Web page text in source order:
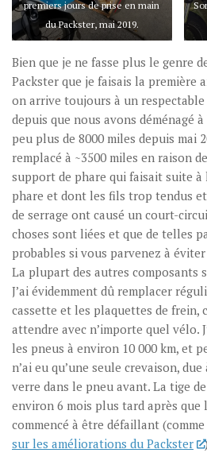
premiers jours de prise en main
du Packster, mai 2019.
Bien que je ne fasse plus le genre
Packster que je faisais la première
on arrive toujours à un respectable
depuis que nous avons déménagé
peu plus de 8000 miles depuis mai
remplacé à ~3500 miles en raison
support de phare qui faisait suite à
phare et dont les fils trop tendus
de serrage ont causé un court-
choses sont liées et que de telles
probables si vous parvenez à
La plupart des autres composants
J’ai évidemment dû remplacer
cassette et les plaquettes de frein,
attendre avec n’importe quel vélo.
les pneus à environ 10 000 km, et
n’ai eu qu’une seule crevaison,
verre dans le pneu avant. La tige
environ 6 mois plus tard après que
commencé à être défaillant
sur les améliorations du Packster